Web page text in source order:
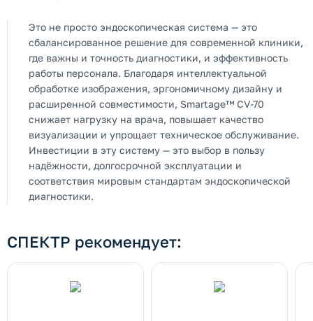
Это не просто эндоскопическая система — это
сбалансированное решение для современной клиники,
где важны и точность диагностики, и эффективность
работы персонала. Благодаря интеллектуальной
обработке изображения, эргономичному дизайну и
расширенной совместимости, Smartage™ CV-70
снижает нагрузку на врача, повышает качество
визуализации и упрощает техническое обслуживание.
Инвестиции в эту систему — это выбор в пользу
надёжности, долгосрочной эксплуатации и
соответствия мировым стандартам эндоскопической
диагностики.
СПЕКТР рекомендует: